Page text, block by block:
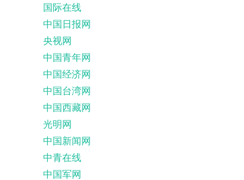
国际在线
中国日报网
央视网
中国青年网
中国经济网
中国台湾网
中国西藏网
光明网
中国新闻网
中青在线
中国军网